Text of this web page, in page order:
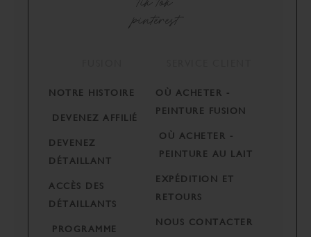
pinterest
NOTRE HISTOIRE
DEVENEZ AFFILIÉ
DEVENEZ
DÉTAILLANT
ACCÈS DES
DÉTAILLANTS
PROGRAMME
OÙ ACHETER -
PEINTURE FUSION
OÙ ACHETER -
PEINTURE AU LAIT
EXPÉDITION ET
RETOURS
NOUS CONTACTER